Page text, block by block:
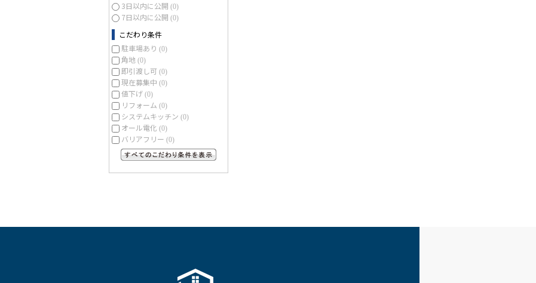
3日以内に公開 (0)
7日以内に公開 (0)
こだわり条件
駐車場あり (0)
角地 (0)
即引渡し可 (0)
現在募集中 (0)
値下げ (0)
リフォーム (0)
システムキッチン (0)
オール電化 (0)
バリアフリー (0)